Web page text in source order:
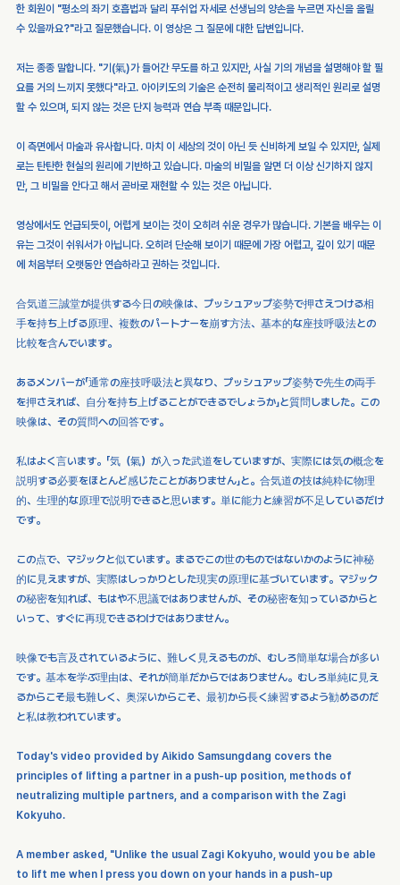
한 회원이 "평소의 좌기 호흡법과 달리 푸쉬업 자세로 선생님의 양손을 누르면 자신을 올릴
수 있을까요?"라고 질문했습니다. 이 영상은 그 질문에 대한 답변입니다.
저는 종종 말합니다. "기(氣)가 들어간 무도를 하고 있지만, 사실 기의 개념을 설명해야 할 필
요를 거의 느끼지 못했다"라고. 아이키도의 기술은 순전히 물리적이고 생리적인 원리로 설명
할 수 있으며, 되지 않는 것은 단지 능력과 연습 부족 때문입니다.
이 측면에서 마술과 유사합니다. 마치 이 세상의 것이 아닌 듯 신비하게 보일 수 있지만, 실제
로는 탄탄한 현실의 원리에 기반하고 있습니다. 마술의 비밀을 알면 더 이상 신기하지 않지
만, 그 비밀을 안다고 해서 곧바로 재현할 수 있는 것은 아닙니다.
영상에서도 언급되듯이, 어렵게 보이는 것이 오히려 쉬운 경우가 많습니다. 기본을 배우는 이
유는 그것이 쉬워서가 아닙니다. 오히려 단순해 보이기 때문에 가장 어렵고, 깊이 있기 때문
에 처음부터 오랫동안 연습하라고 권하는 것입니다.
合気道三誠堂が提供する今日の映像は、プッシュアップ姿勢で押さえつける相
手を持ち上げる原理、複数のパートナーを崩す方法、基本的な座技呼吸法との
比較を含んでいます。
あるメンバーが「通常の座技呼吸法と異なり、プッシュアップ姿勢で先生の両手
を押さえれば、自分を持ち上げることができるでしょうか」と質問しました。この
映像は、その質問への回答です。
私はよく言います。「気（氣）が入った武道をしていますが、実際には気の概念を
説明する必要をほとんど感じたことがありません」と。合気道の技は純粋に物理
的、生理的な原理で説明できると思います。単に能力と練習が不足しているだけ
です。
この点で、マジックと似ています。まるでこの世のものではないかのように神秘
的に見えますが、実際はしっかりとした現実の原理に基づいています。マジック
の秘密を知れば、もはや不思議ではありませんが、その秘密を知っているからと
いって、すぐに再現できるわけではありません。
映像でも言及されているように、難しく見えるものが、むしろ簡単な場合が多い
です。基本を学ぶ理由は、それが簡単だからではありません。むしろ単純に見え
るからこそ最も難しく、奥深いからこそ、最初から長く練習するよう勧めるのだ
と私は教われています。
Today's video provided by Aikido Samsungdang covers the
principles of lifting a partner in a push-up position, methods of
neutralizing multiple partners, and a comparison with the Zagi
Kokyuho.
A member asked, "Unlike the usual Zagi Kokyuho, would you be able
to lift me when I press you down on your hands in a push-up